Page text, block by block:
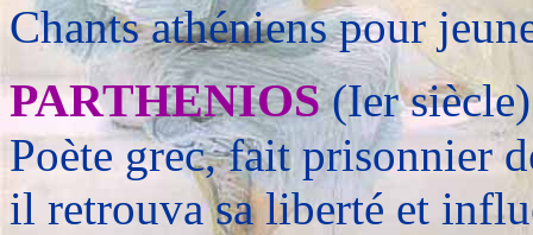
Chants athéniens pour
PARTHENIOS (Ier siècle)
Poète grec, fait prisonnier
il retrouva sa liberté et